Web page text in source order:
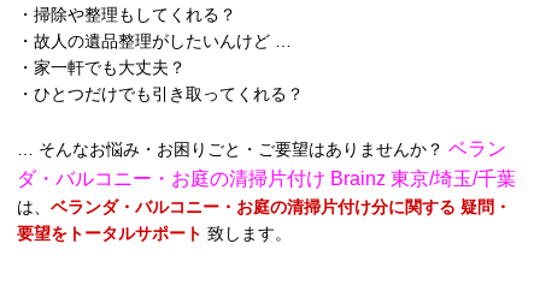
・掃除や整理もしてくれる？
・故人の遺品整理がしたいんけど …
・家一軒でも大丈夫？
・ひとつだけでも引き取ってくれる？
… そんなお悩み・お困りごと・ご要望はありませんか？ ベラン
ダ・バルコニー・お庭の清掃片付け Brainz 東京/埼玉/千葉
は、 ベランダ・バルコニー・お庭の清掃片付け分に関する 疑問・
要望をトータルサポート 致します。